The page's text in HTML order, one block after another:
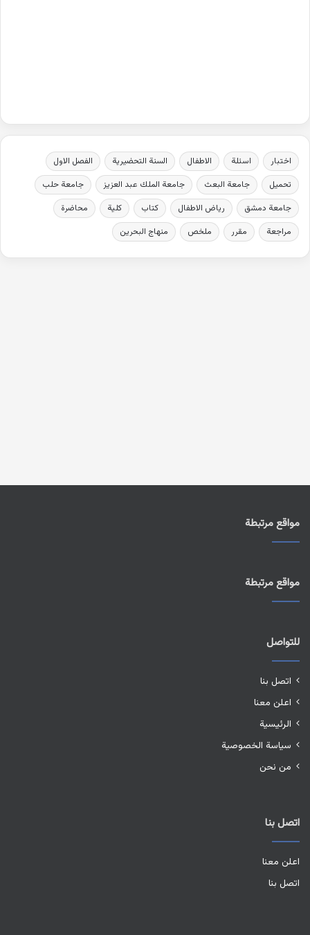
اختبار اسئلة الاطفال السنة التحضيرية
الفصل الاول
تحميل
جامعة البعث جامعة الملك عبد العزيز
جامعة حلب
جامعة دمشق
رياض الاطفال كتاب كلية
محاضرة
مراجعة
مقرر ملخص منهاج البحرين
مواقع مرتبطة
مواقع مرتبطة
للتواصل
اتصل بنا
اعلن معنا
الرئيسية
سياسة الخصوصية
من نحن
اتصل بنا
اعلن معنا
اتصل بنا